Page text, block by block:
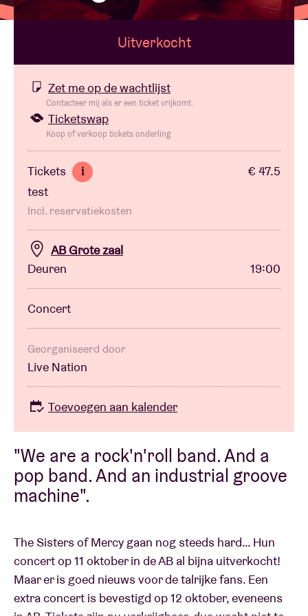
BRDCST
ABtv
Concertcheque
Over AB
Contact
"We are a rock'n'roll band. And a
pop band. And an industrial groove
machine".
The Sisters of Mercy gaan nog steeds hard… Hun
concert op 11 oktober in de AB al bijna uitverkocht!
Maar er is goed nieuws voor de talrijke fans. Een
extra concert is bevestigd op 12 oktober, eveneens
Uitverkocht
Zet me op de wachtlijst
Contacteer mij als er een ticket vrijkomt.
Ticketswap
Koop of verkoop tickets onderling
Tickets i
€ 47.5
test
Incl. reservatiekosten
AB Grote zaal
Deuren
19:00
Concert
Georganiseerd door
Live Nation
Toevoegen aan kalender